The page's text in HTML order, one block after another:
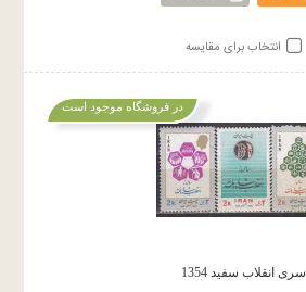
انتخاب برای مقایسه
سری انقلاب سفید 1354
در فروشگاه موجود است